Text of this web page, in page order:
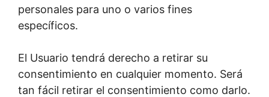
personales para uno o varios fines
específicos.
El Usuario tendrá derecho a retirar su
consentimiento en cualquier momento. Será
tan fácil retirar el consentimiento como darlo.